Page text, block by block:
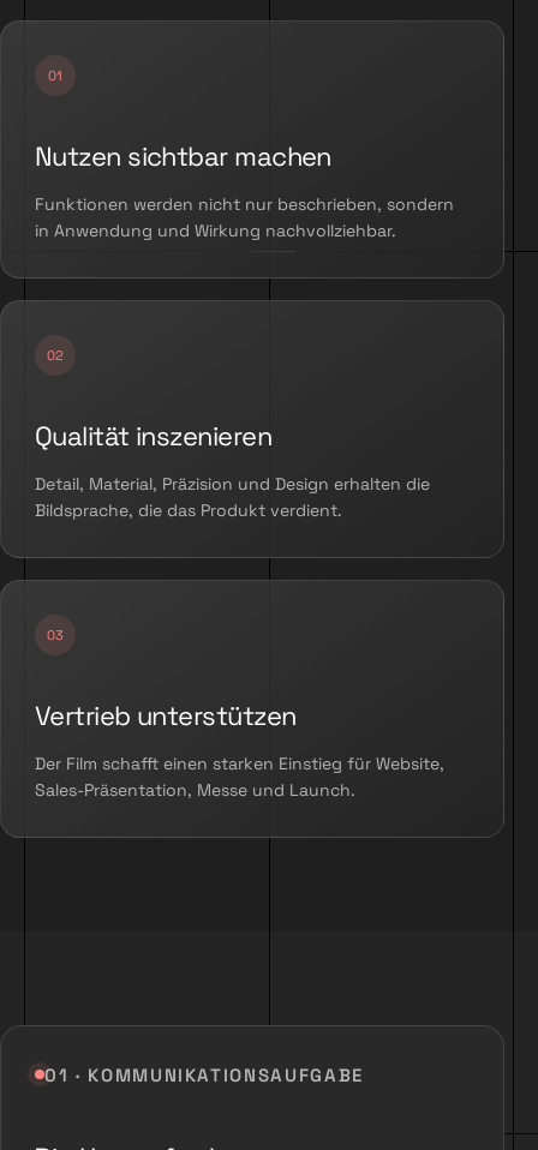
Nutzen sichtbar machen
Funktionen werden nicht nur beschrieben, sondern
in Anwendung und Wirkung nachvollziehbar.
Qualität inszenieren
Detail, Material, Präzision und Design erhalten die
Bildsprache, die das Produkt verdient.
Vertrieb unterstützen
Der Film schafft einen starken Einstieg für Website,
Sales-Präsentation, Messe und Launch.
01 · KOMMUNIKATIONSAUFGABE